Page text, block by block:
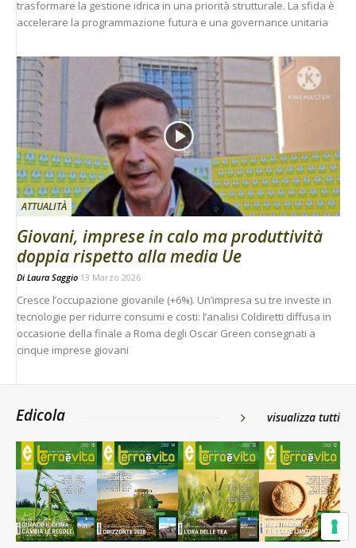
trasformare la gestione idrica in una priorità strutturale. La sfida è
accelerare la programmazione futura e una governance unitaria
ATTUALITÀ
Giovani, imprese in calo ma produttività
doppia rispetto alla media Ue
Di Laura Saggio 13 Marzo 2026
Cresce l’occupazione giovanile (+6%). Un’impresa su tre investe in
tecnologie per ridurre consumi e costi: l’analisi Coldiretti diffusa in
occasione della finale a Roma degli Oscar Green consegnati a
cinque imprese giovani
Edicola visualizza tutti